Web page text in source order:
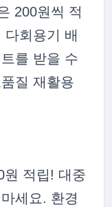
200원씩 적
회용기 배
를 받을 수
질 재활용
원 적립! 대중
세요. 환경